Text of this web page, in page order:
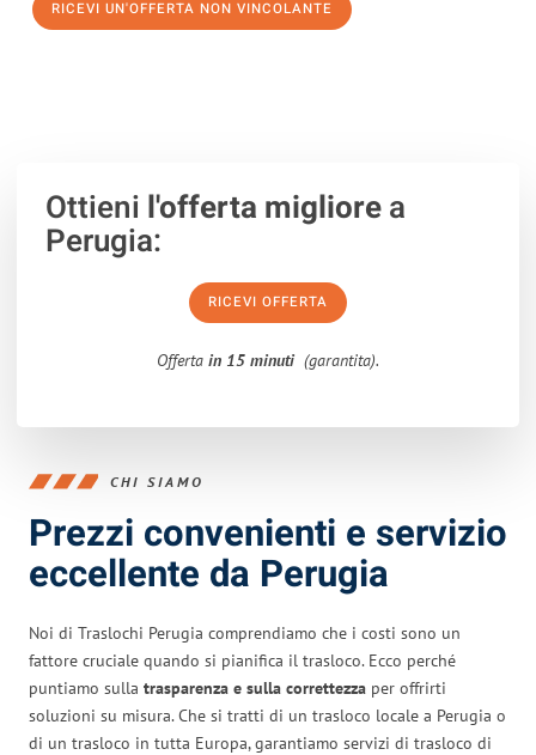
RICEVI UN'OFFERTA NON VINCOLANTE
Ottieni l'offerta migliorea
Perugia:
RICEVI OFFERTA
Offerta in 15 minuti (garantita).
CHI SIAMO
Prezzi convenienti e servizio
eccellente da Perugia
Noi di Traslochi Perugia comprendiamo che i costi sono un
fattore cruciale quando si pianifica il trasloco. Ecco perché
puntiamo sulla trasparenza e sulla correttezza per offrirti
soluzioni su misura. Che si tratti di un trasloco locale a Perugia o
di un trasloco in tutta Europa, garantiamo servizi di trasloco di